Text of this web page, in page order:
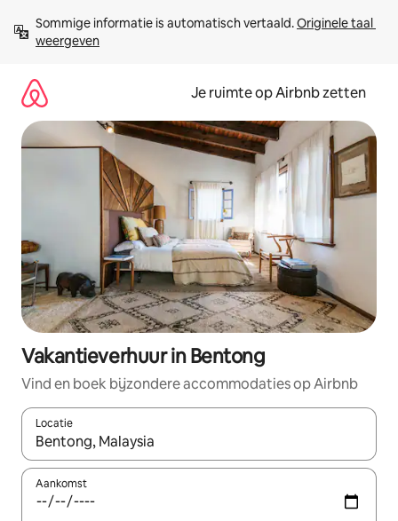
direct
naar
Sommige informatie is automatisch vertaald. Originele taal
weergeven
Je ruimte op Airbnb zetten
Vakantieverhuur in Bentong
Vind en boek bijzondere accommodaties op Airbnb
Locatie
Wanneer er suggesties beschikbaar zijn, maak je een keuze
Aankomst